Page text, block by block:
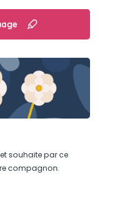
souhaite par ce
compagnon.